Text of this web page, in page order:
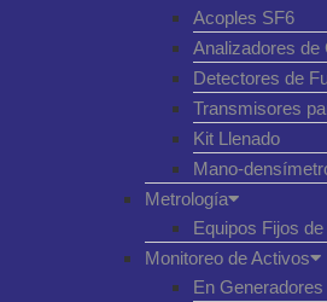
Acoples SF6
Analizadores de
Detectores de
Transmisores
Kit Llenado
Mano-
Metrología
Equipos Fijos
Monitoreo de Activos
En